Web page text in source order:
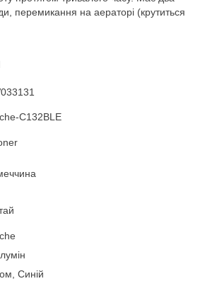
перемикання на аераторі (крутиться
C132BLE
Синій